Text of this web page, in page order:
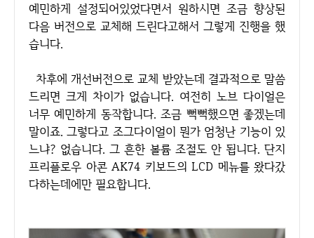
예민하게 설정되어있었다면서 원하시면 조금 향상된
다음 버전으로 교체해 드린다고해서 그렇게 진행을 했
습니다.
차후에 개선버전으로 교체 받았는데 결과적으로 말씀
드리면 크게 차이가 없습니다. 여전히 노브 다이얼은
너무 예민하게 동작합니다. 조금 뻑뻑했으면 좋겠는데
말이죠. 그렇다고 조그다이얼이 뭔가 엄청난 기능이 있
느냐? 없습니다. 그 흔한 볼륨 조절도 안 됩니다. 단지
프리플로우 아콘 AK74 키보드의 LCD 메뉴를 왔다갔
다하는데에만 필요합니다.